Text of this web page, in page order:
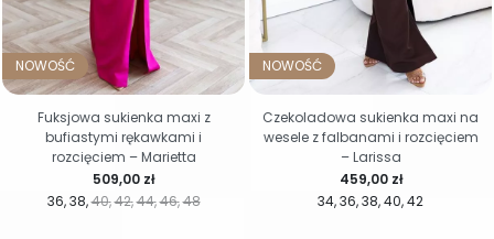
NOWOŚĆ
36 38 40 42 44 46 48
Cena
509,00 zł
Fuksjowa sukienka maxi z
bufiastymi rękawkami i
rozcięciem – Marietta
NOWOŚĆ
34 36 38 40 42
Cena
459,00 zł
Czekoladowa sukienka maxi na
wesele z falbanami i rozcięciem
– Larissa